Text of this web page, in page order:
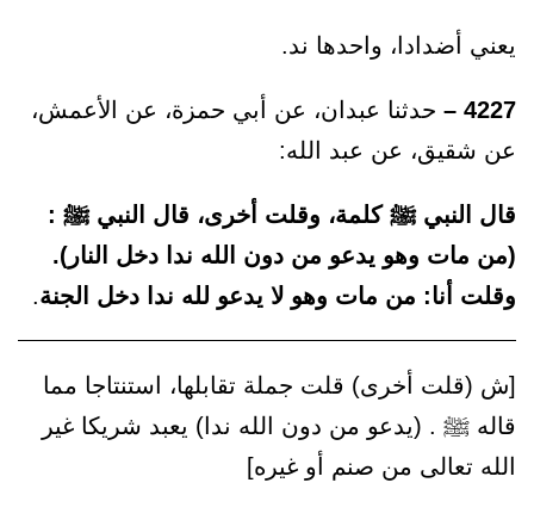
يعني أضدادا، واحدها ند.
4227 –
حدثنا عبدان، عن أبي حمزة، عن الأعمش،
عن شقيق، عن عبد الله:
قال النبي ﷺ كلمة، وقلت أخرى، قال النبي ﷺ :
(من مات وهو يدعو من دون الله ندا دخل النار).
وقلت أنا: من مات وهو لا يدعو لله ندا دخل الجنة.
[ش (قلت أخرى) قلت جملة تقابلها، استنتاجا مما
قاله ﷺ . (يدعو من دون الله ندا) يعبد شريكا غير
الله تعالى من صنم أو غيره]